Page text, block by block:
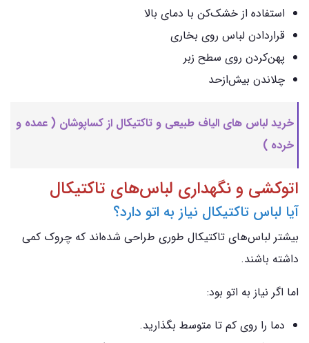
استفاده از خشک‌کن با دمای بالا
قراردادن لباس روی بخاری
پهن‌کردن روی سطح زبر
چلاندن بیش‌ازحد
خرید لباس های الیاف طبیعی و تاکتیکال از کساپوشان ( عمده و
خرده )
اتوکشی و نگهداری لباس‌های تاکتیکال
آیا لباس تاکتیکال نیاز به اتو دارد؟
بیشتر لباس‌های تاکتیکال طوری طراحی شده‌اند که چروک کمی
داشته باشند.
اما اگر نیاز به اتو بود:
دما را روی کم تا متوسط بگذارید.